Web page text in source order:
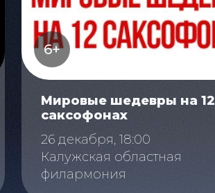
6+
Мировые шедевры на 12
саксофонах
26 декабря, 18:00
Калужская областная
филармония